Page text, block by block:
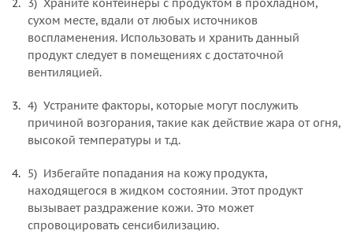
3) Храните контейнеры с продуктом в прохладном,
сухом месте, вдали от любых источников
воспламенения. Использовать и хранить данный
продукт следует в помещениях с достаточной
вентиляцией.
4) Устраните факторы, которые могут послужить
причиной возгорания, такие как действие жара от огня,
высокой температуры и т.д.
5) Избегайте попадания на кожу продукта,
находящегося в жидком состоянии. Этот продукт
вызывает раздражение кожи. Это может
спровоцировать сенсибилизацию.